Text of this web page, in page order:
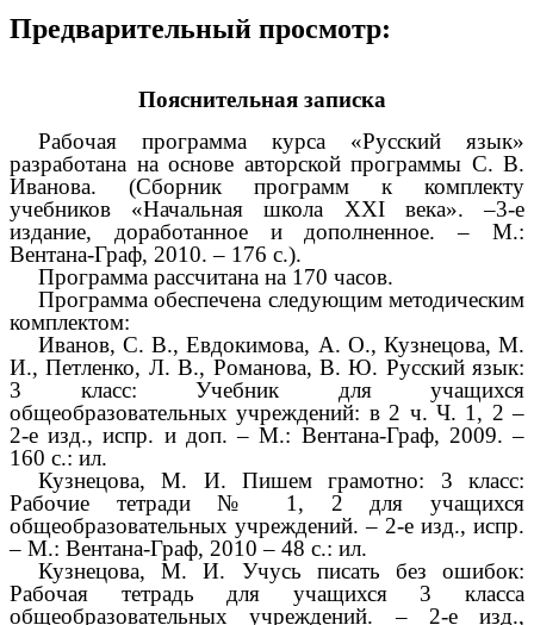
Предварительный просмотр:
Пояснительная записка
Рабочая программа курса «Русский язык»
разработана на основе авторской программы С. В.
Иванова. (Сборник программ к комплекту
учебников «Начальная школа XXI века». –3-е
издание, доработанное и дополненное. – М.:
Вентана-Граф, 2010. – 176 с.).
Программа рассчитана на 170 часов.
Программа обеспечена следующим методическим
комплектом:
Иванов, С. В., Евдокимова, А. О., Кузнецова, М.
И., Петленко, Л. В., Романова, В. Ю. Русский язык:
3 класс: Учебник для учащихся
общеобразовательных учреждений: в 2 ч. Ч. 1, 2 –
2-е изд., испр. и доп. – М.: Вентана-Граф, 2009. –
160 с.: ил.
Кузнецова, М. И. Пишем грамотно: 3 класс:
Рабочие тетради № 1, 2 для учащихся
общеобразовательных учреждений. – 2-е изд., испр.
– М.: Вентана-Граф, 2010 – 48 с.: ил.
Кузнецова, М. И. Учусь писать без ошибок:
Рабочая тетрадь для учащихся 3 класса
общеобразовательных учреждений. – 2-е изд.,